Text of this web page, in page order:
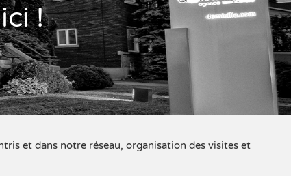
!
et dans notre réseau, organisation des visites et